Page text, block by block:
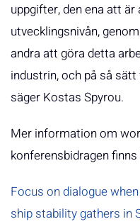
uppgifter, den ena att
utvecklingsnivån,
andra att göra detta
industrin, och på så
säger Kostas Spyrou.
Mer information om
konferensbidragen finns
Focus on dialogue
ship stability gathers in